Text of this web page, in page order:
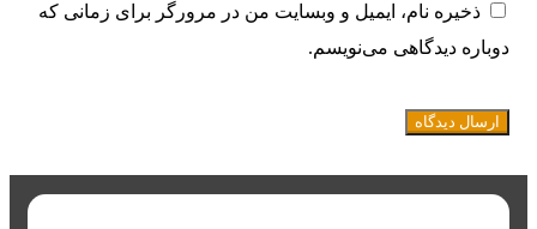
ذخیره نام، ایمیل و وبسایت من در مرورگر برای زمانی که
دوباره دیدگاهی می‌نویسم.